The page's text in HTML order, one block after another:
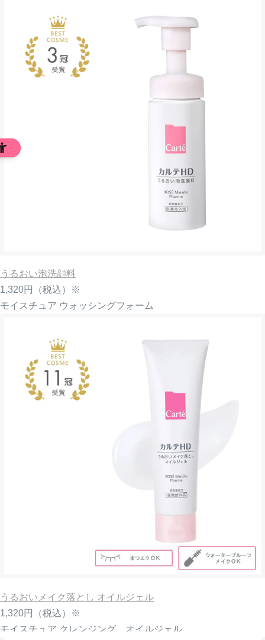
うるおい泡洗顔料
1,320円
（税込）※
モイスチュア ウォッシングフォーム
うるおいメイク落とし オイルジェル
1,320円
（税込）※
モイスチュア クレンジング オイルジェル